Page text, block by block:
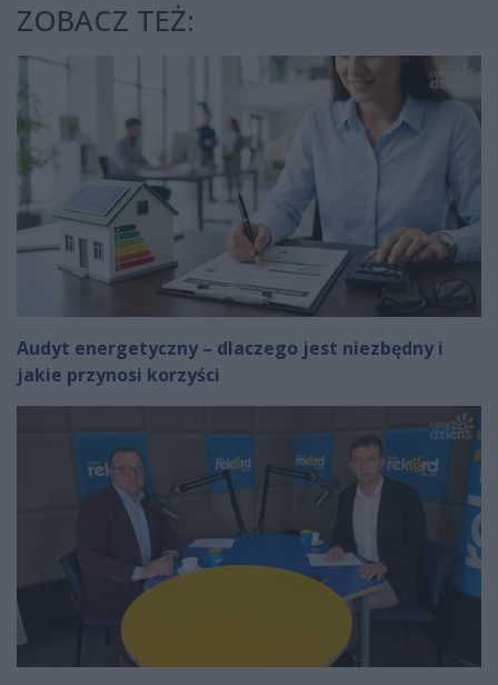
ZOBACZ TEŻ:
Audyt energetyczny – dlaczego jest niezbędny i
jakie przynosi korzyści